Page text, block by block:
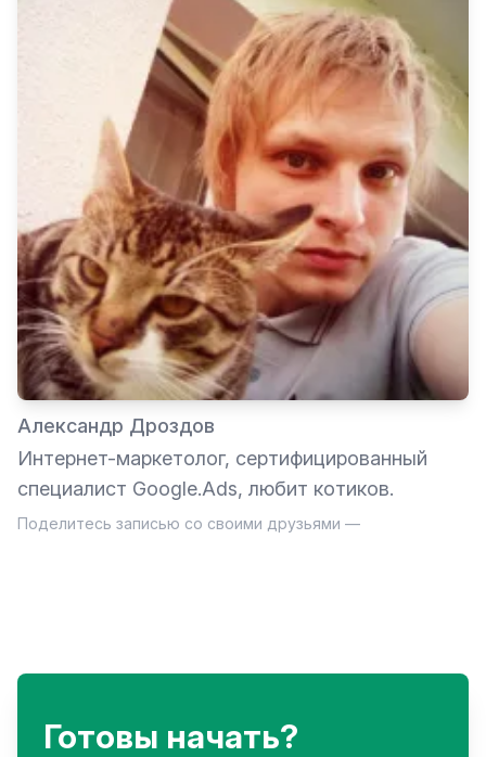
Александр Дроздов
Интернет-маркетолог, сертифицированный
специалист Google.Ads, любит котиков.
Поделитесь записью со своими друзьями —
Готовы начать?